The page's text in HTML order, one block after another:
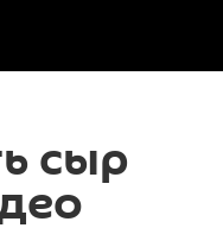
сыр